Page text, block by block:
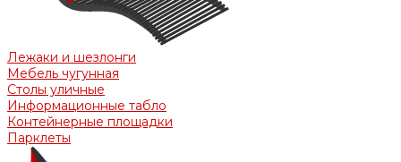
Лежаки и шезлонги
Мебель чугунная
Столы уличные
Информационные табло
Контейнерные площадки
Парклеты